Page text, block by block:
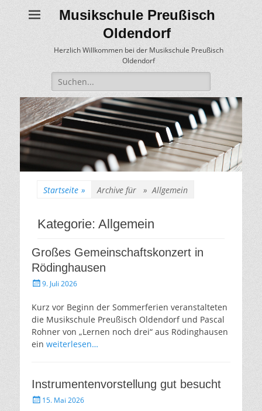
Musikschule Preußisch
Oldendorf
Herzlich Willkommen bei der Musikschule Preußisch
Oldendorf
Suche
für:
Startseite » Archive für » Allgemein
Kategorie: Allgemein
Großes Gemeinschaftskonzert in
Rödinghausen
Gepostet
9. Juli 2026
Kurz vor Beginn der Sommerferien veranstalteten
die Musikschule Preußisch Oldendorf und Pascal
Rohner von „Lernen noch drei“ aus Rödinghausen
ein weiterlesen…
Instrumentenvorstellung gut besucht
Gepostet
15. Mai 2026